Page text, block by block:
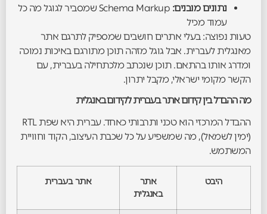
נתונים מובנים:
Schema Markup שמסביר לגוגל מה כל
עמוד מכיל
טעות נפוצה: בעלי אתרים חושבים שמספיק לתרגם אתר
מאנגלית לעברית. אבל גוגל מזהה תוכן מתורגם באיכות נמוכה
ומדרג אותו בהתאם. תוכן שנכתב מלכתחילה בעברית, עם
הקשר מקומי ישראלי, מקבל יתרון.
מה ההבדל בין קידום אתר בעברית לקידום באנגלית
ההבדל המרכזי הוא טכני ותרבותי כאחד. עברית היא שפת RTL
(ימין לשמאל), מה שמשפיע על כל שכבת העיצוב, הקוד וחוויית
המשתמש.
היבט
אתר
באנגלית
אתר בעברית